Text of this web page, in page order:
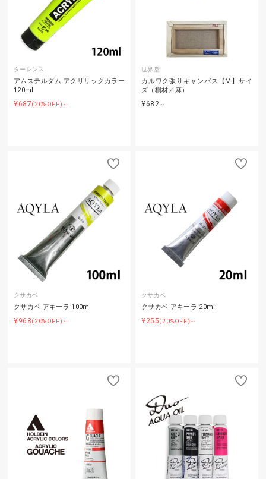
ターレンス
アムステルダム アクリリックカラー
120ml
¥687(20%OFF)～
世界堂
カルワク張りキャンバス【M】サイ
ズ（桐材／麻）
¥682～
クサカベ
クサカベ アキーラ 100ml
¥968(20%OFF)～
クサカベ
クサカベ アキーラ 20ml
¥255(20%OFF)～